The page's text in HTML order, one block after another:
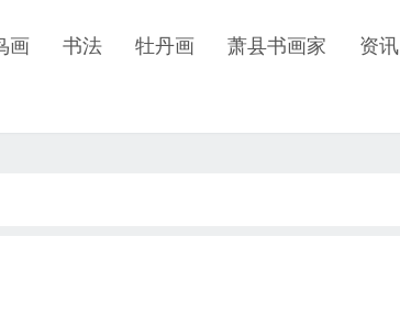
画 书法 牡丹画 萧县书画家 资讯